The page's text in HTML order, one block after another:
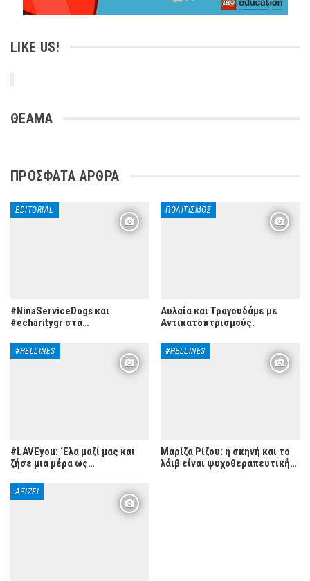
LIKE US!
ΘΕΑΜΑ
ΠΡΌΣΦΑΤΑ ΆΡΘΡΑ
EDITORIAL
#NinaServiceDogs και
#echaritygr στα…
ΠΟΛΙΤΙΣΜΌΣ
Αυλαία και Τραγουδάμε με
Αντικατοπτρισμούς.
#HELLINES
#LAVEyou: ‘Ελα μαζί μας και
ζήσε μια μέρα ως…
#HELLINES
Μαρίζα Ρίζου: η σκηνή και το
λάιβ είναι ψυχοθεραπευτική…
ΑΞΊΖΕΙ